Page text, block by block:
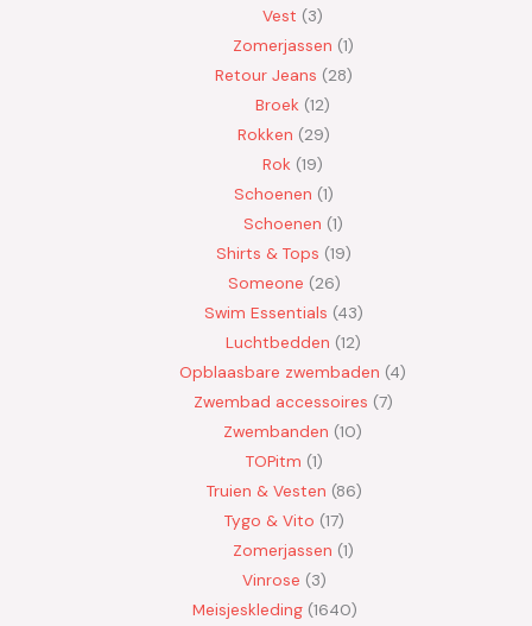
Vest
3
Zomerjassen 1
Retour Jeans
28
Broek 12
Rokken
29
Rok 19
Schoenen 1
Schoenen 1
Shirts & Tops 19
Someone 26
Swim Essentials 43
Luchtbedden 12
Opblaasbare zwembaden 4
Zwembad accessoires 7
Zwembanden 10
TOPitm 1
Truien & Vesten 86
Tygo & Vito 17
Zomerjassen 1
Vinrose 3
Meisjeskleding 1640